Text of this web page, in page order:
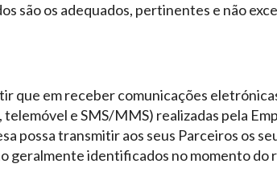
os adequados, pertinentes e não
que em receber comunicações
e SMS/MMS) realizadas pela
possa transmitir aos seus Parceiros os
geralmente identificados no momento do